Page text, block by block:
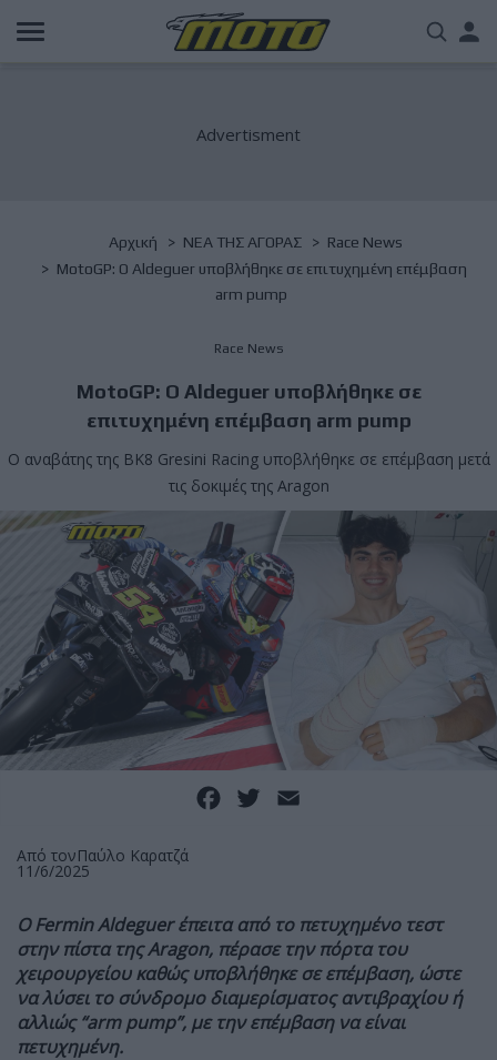
Παράκαμψη
προς
Breadcrumb
Αρχική NΕΑ ΤΗΣ ΑΓΟΡΑΣ
Race News
MotoGP: Ο Aldeguer υποβλήθηκε σε επιτυχημένη επέμβαση
arm pump
Race News
MotoGP: Ο Aldeguer υποβλήθηκε σε
επιτυχημένη επέμβαση arm pump
Ο αναβάτης της BK8 Gresini Racing υποβλήθηκε σε επέμβαση μετά
τις δοκιμές της Aragon
Facebook
Twitter
Από τονΠαύλο Καρατζά
11/6/2025
ΟFerminAldeguer έπειτα από το πετυχημένο τεστ
στην πίστα τηςAragon, πέρασε την πόρτα του
χειρουργείου καθώς υποβλήθηκε σε επέμβαση, ώστε
να λύσει το σύνδρομο διαμερίσματος αντιβραχίου ή
αλλιώς “armpump”, με την επέμβαση να είναι
πετυχημένη.